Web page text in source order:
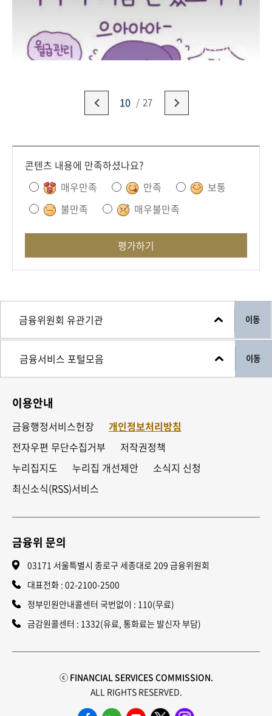
2023-10-30
10 27
콘텐츠 내용에 만족하셨나요?
매우만족
만족
보통
불만족
매우불만족
평가하기
이동
이동
이용안내
금융행정서비스헌장
개인정보처리방침
전자우편 무단수집거부
저작권정책
누리집지도
누리집 개선제안
소식지 신청
최신소식(RSS)서비스
금융위 문의
03171 서울특별시 종로구 세종대로 209 금융위원회
대표전화 : 02-2100-2500
정부민원안내콜센터 국번없이 : 110(무료)
금감원콜센터 : 1332(유료, 통화료는 발신자 부담)
ⓒ FINANCIAL SERVICES COMMISSION.
ALL RIGHTS RESERVED.